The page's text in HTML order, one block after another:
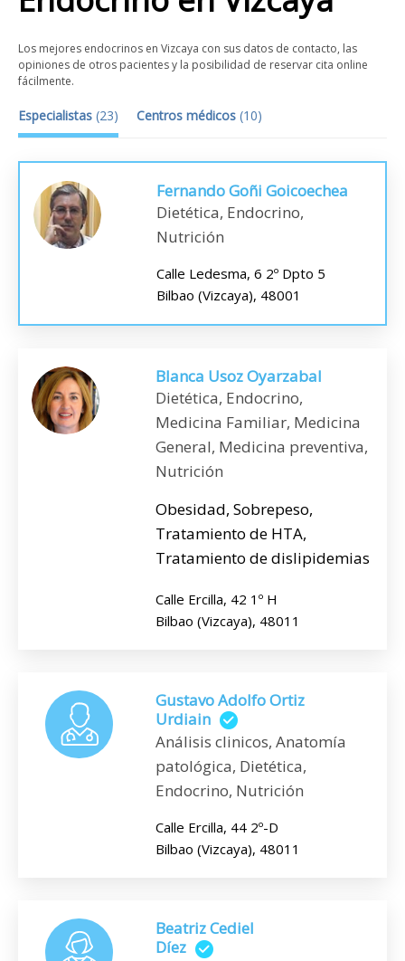
Los mejores endocrinos en Vizcaya con sus datos de contacto, las
opiniones de otros pacientes y la posibilidad de reservar cita online
fácilmente.
Especialistas (23) Centros médicos (10)
Fernando Goñi Goicoechea
Dietética, Endocrino,
Nutrición
Calle Ledesma, 6 2º Dpto 5
Bilbao (Vizcaya), 48001
Blanca Usoz Oyarzabal
Dietética, Endocrino,
Medicina Familiar, Medicina
General, Medicina preventiva,
Nutrición
Obesidad, Sobrepeso,
Tratamiento de HTA,
Tratamiento de dislipidemias
Calle Ercilla, 42 1º H
Bilbao (Vizcaya), 48011
Gustavo Adolfo Ortiz
Urdiain
Análisis clinicos, Anatomía
patológica, Dietética,
Endocrino, Nutrición
Calle Ercilla, 44 2º-D
Bilbao (Vizcaya), 48011
Beatriz Cediel
Díez